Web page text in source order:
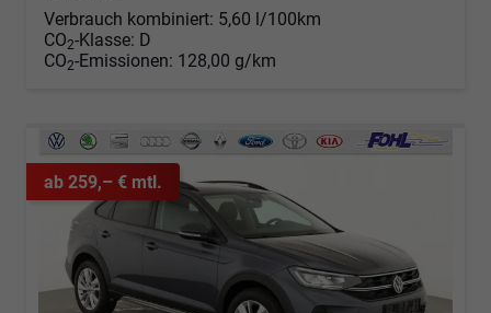
Verbrauch kombiniert: 5,60 l/100km
CO2-Klasse: D
CO2-Emissionen: 128,00 g/km
ab 259,– € mtl.